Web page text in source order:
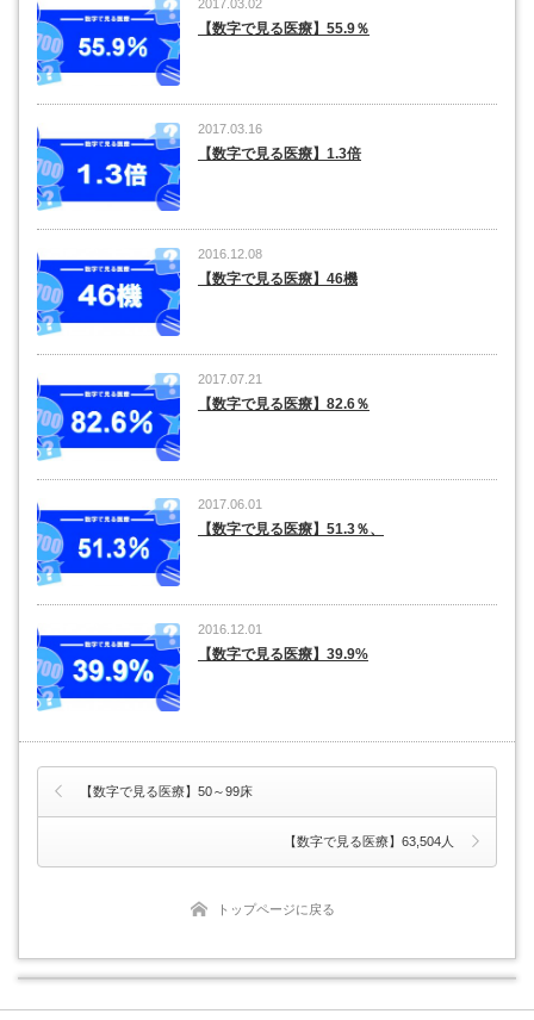
2017.03.02
【数字で見る医療】55.9％
2017.03.16
【数字で見る医療】1.3倍
2016.12.08
【数字で見る医療】46機
2017.07.21
【数字で見る医療】82.6％
2017.06.01
【数字で見る医療】51.3％、
2016.12.01
【数字で見る医療】39.9%
【数字で見る医療】50～99床
【数字で見る医療】63,504人
トップページに戻る